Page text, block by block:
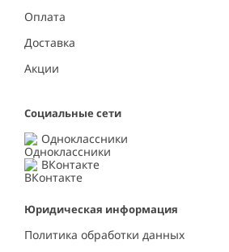
Оплата
Доставка
Акции
Социальные сети
Одноклассники
ВКонтакте
Юридическая информация
Политика обработки данных